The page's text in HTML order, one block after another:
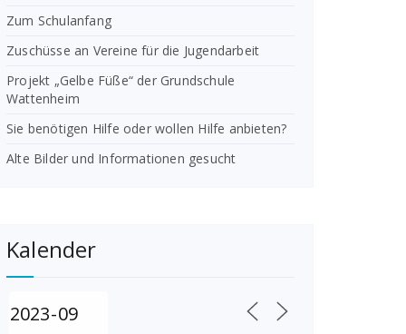
Zum Schulanfang
Zuschüsse an Vereine für die Jugendarbeit
Projekt „Gelbe Füße“ der Grundschule
Wattenheim
Sie benötigen Hilfe oder wollen Hilfe anbieten?
Alte Bilder und Informationen gesucht
Kalender